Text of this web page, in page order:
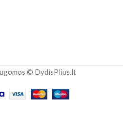
© DydisPlius.lt